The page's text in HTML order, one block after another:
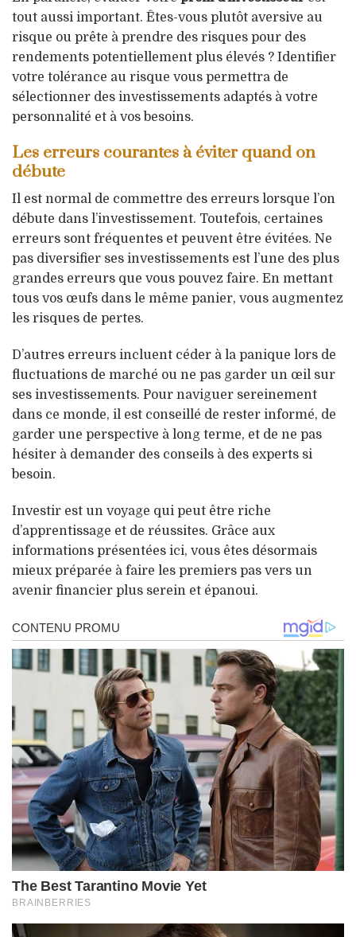
tout aussi important. Êtes-vous plutôt aversive au
risque ou prête à prendre des risques pour des
rendements potentiellement plus élevés ? Identifier
votre tolérance au risque vous permettra de
sélectionner des investissements adaptés à votre
personnalité et à vos besoins.
Les erreurs courantes à éviter quand on
débute
Il est normal de commettre des erreurs lorsque l’on
débute dans l’investissement. Toutefois, certaines
erreurs sont fréquentes et peuvent être évitées. Ne
pas diversifier ses investissements est l’une des plus
grandes erreurs que vous pouvez faire. En mettant
tous vos œufs dans le même panier, vous augmentez
les risques de pertes.
D’autres erreurs incluent céder à la panique lors de
fluctuations de marché ou ne pas garder un œil sur
ses investissements. Pour naviguer sereinement
dans ce monde, il est conseillé de rester informé, de
garder une perspective à long terme, et de ne pas
hésiter à demander des conseils à des experts si
besoin.
Investir est un voyage qui peut être riche
d’apprentissage et de réussites. Grâce aux
informations présentées ici, vous êtes désormais
mieux préparée à faire les premiers pas vers un
avenir financier plus serein et épanoui.